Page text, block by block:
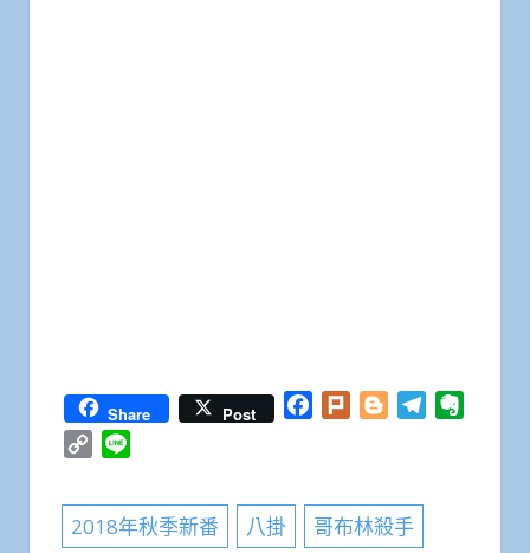
Share Post Facebook
Plurk BloggerTelegram
Copy
2018年秋季新番 八掛 哥布林殺手